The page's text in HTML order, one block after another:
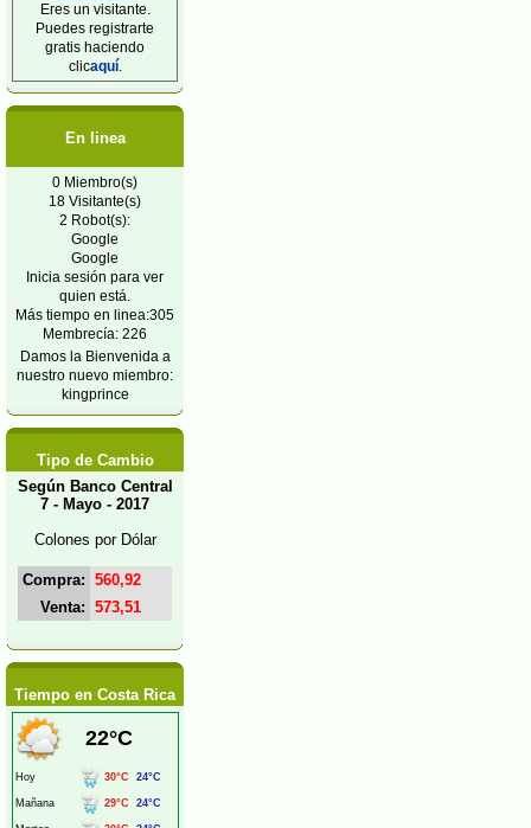
Eres un visitante.
Puedes registrarte
gratis haciendo
clicaquí.
En linea
0 Miembro(s)
18 Visitante(s)
2 Robot(s):
Google
Google
Inicia sesión para ver
quien está.
Más tiempo en linea:305
Membrecía: 226
Damos la Bienvenida a
nuestro nuevo miembro:
kingprince
Tipo de Cambio
Según Banco Central
7 - Mayo - 2017
Colones por Dólar
Compra: 560,92
Venta: 573,51
Tiempo en Costa Rica